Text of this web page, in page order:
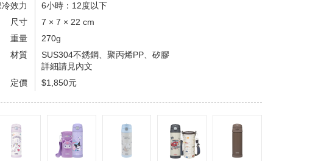
冷效力
6小時：12度以下
尺寸
7 × 7 × 22 cm
重量
270g
材質
SUS304不銹鋼、聚丙烯PP、矽膠
詳細請見內文
定價
$1,850元